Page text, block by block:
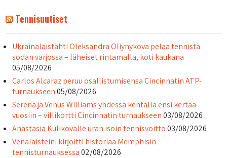
Tennisuutiset
Ukrainalaistähti Oleksandra Oliynykova pelaa tennistä
sodan varjossa – läheiset rintamalla, koti kaukana
05/08/2026
Carlos Alcaraz peruu osallistumisensa Cincinnatin ATP-
turnaukseen 05/08/2026
Serena ja Venus Williams yhdessä kentällä ensi kertaa
vuosiin – villikortti Cincinnatin turnaukseen 03/08/2026
Anastasia Kulikovalle uran isoin tennisvoitto 03/08/2026
Venäläisteini kirjoitti historiaa Memphisin
tennisturnauksessa 02/08/2026